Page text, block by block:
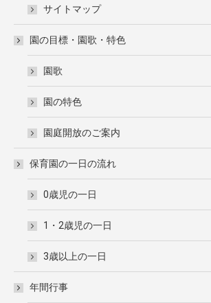
サイトマップ
園の目標・園歌・特色
園歌
園の特色
園庭開放のご案内
保育園の一日の流れ
0歳児の一日
1・2歳児の一日
3歳以上の一日
年間行事